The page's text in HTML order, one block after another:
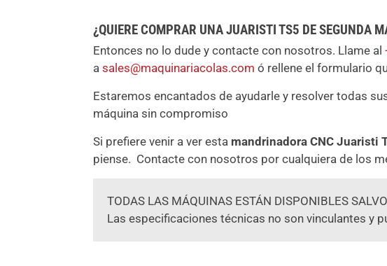
¿QUIERE COMPRAR UNA JUARISTI TS5 DE SEGUNDA
Entonces no lo dude y contacte con nosotros. Llame al
asales@maquinariacolas.com ó rellene el formulario
Estaremos encantados de ayudarle y resolver todas
máquina sin compromiso
Si prefiere venir a ver esta mandrinadora CNC Juaristi
piense. Contacte con nosotros por cualquiera de los
TODAS LAS MÁQUINAS ESTÁN DISPONIBLES
Las especificaciones técnicas no son vinculantes y